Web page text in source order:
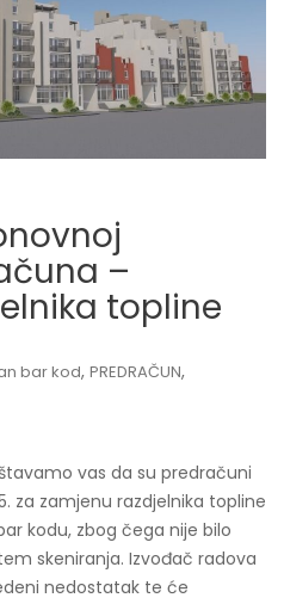
–
topline
bar kod, PREDRAČUN,
vas da su predračuni
za zamjenu razdjelnika topline
kodu, zbog čega nije bilo
skeniranja. Izvođač radova
nedostatak te će